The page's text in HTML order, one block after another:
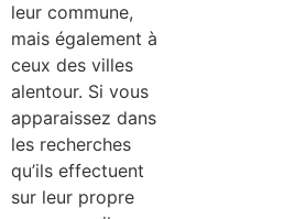
leur commune,
mais également à
ceux des villes
alentour. Si vous
apparaissez dans
les recherches
qu’ils effectuent
sur leur propre